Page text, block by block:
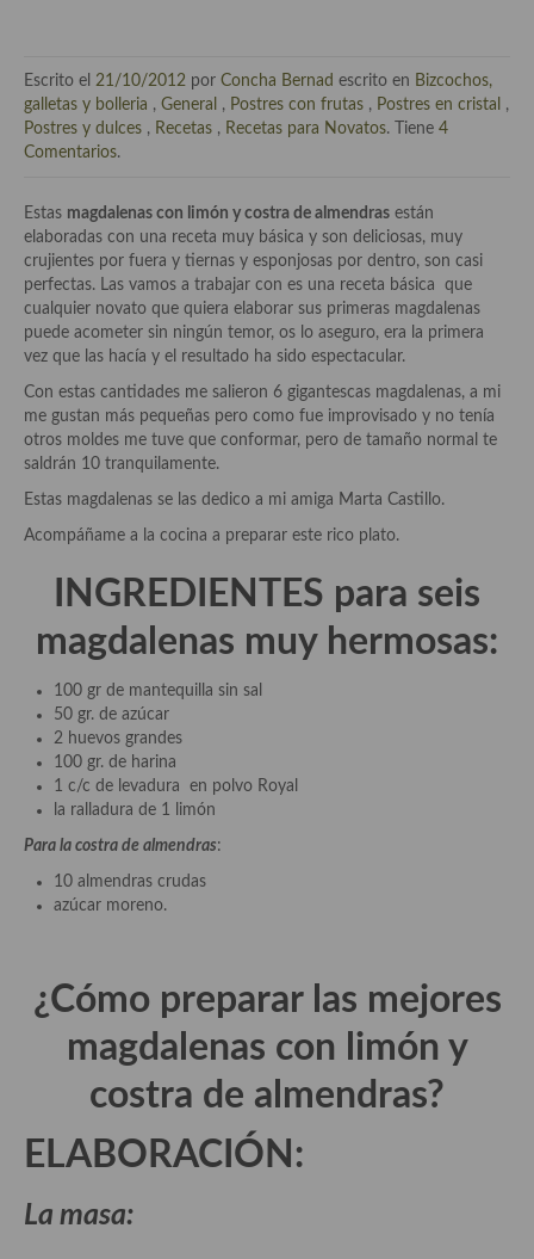
Tiendas especiales
En la mesa: menaje, vajilla, técnicas de emplatado, decoración
Historia de la gastronomía, platos celebres, cocineros, críticos,
historias culinarias y otras cosas
Origen y evolución de la comida
Protocolo y buenas maneras.
Ocio – restaurantes, bares, tabernas
Viajes eno-gastro-turísticos
En El Candelero
Prensa
Recetas
Acompañamientos
Airfryer recetas
Aderezos, salsas, vinagretas, especias, hierbas aromáticas o
aditivos
Hierbas aromáticas
Mojos y pastas
Sales y polvos
Salsas y mojos
Adobos
Escrito el 21/10/2012 por Concha Bernad escrito en Bizcochos,
galletas y bolleria , General , Postres con frutas , Postres en cristal
,
Postres y dulces , Recetas , Recetas para Novatos. Tiene 4
Comentarios.
Estas magdalenas con limón y costra de almendras están
elaboradas con una receta muy básica y son deliciosas, muy
crujientes por fuera y tiernas y esponjosas por dentro, son casi
perfectas. Las vamos a trabajar con es una receta básica que
cualquier novato que quiera elaborar sus primeras magdalenas
puede acometer sin ningún temor, os lo aseguro, era la primera
vez que las hacía y el resultado ha sido espectacular.
Con estas cantidades me salieron 6 gigantescas magdalenas, a mi
me gustan más pequeñas pero como fue improvisado y no tenía
otros moldes me tuve que conformar, pero de tamaño normal te
saldrán 10 tranquilamente.
Estas magdalenas se las dedico a mi amiga Marta Castillo.
Acompáñame a la cocina a preparar este rico plato.
INGREDIENTES para seis
magdalenas muy hermosas:
100 gr de mantequilla sin sal
50 gr. de azúcar
2 huevos grandes
100 gr. de harina
1 c/c de levadura en polvo Royal
la ralladura de 1 limón
Para la costra de almendras:
10 almendras crudas
azúcar moreno.
¿Cómo preparar las mejores
magdalenas con limón y
costra de almendras?
ELABORACIÓN:
La masa: